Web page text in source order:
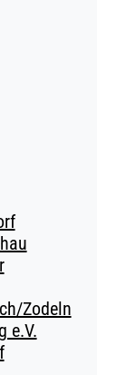
Zodeln
e.V.